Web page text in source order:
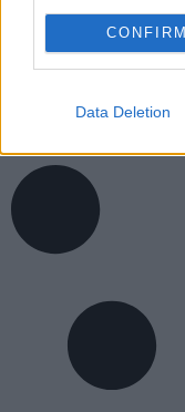
CONFIRM
Data Deletion